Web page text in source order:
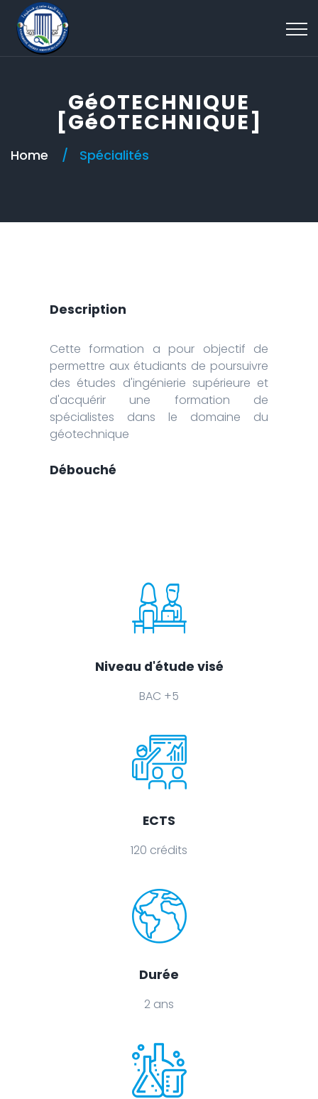
GéOTECHNIQUE
[GéOTECHNIQUE]
Home Spécialités
Description
Cette formation a pour objectif de
permettre aux étudiants de poursuivre
des études d'ingénierie supérieure et
d'acquérir une formation de
spécialistes dans le domaine du
géotechnique
Débouché
Niveau d'étude visé
BAC +5
ECTS
120 crédits
Durée
2 ans